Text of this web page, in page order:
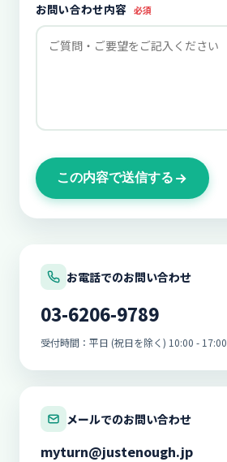
お問い合わせ内容 必須
この内容で送信する
お電話でのお問い合わせ
03-6206-9789
受付時間：平日 (祝日を除く) 10:00 - 17:00
メールでのお問い合わせ
myturn@justenough.jp